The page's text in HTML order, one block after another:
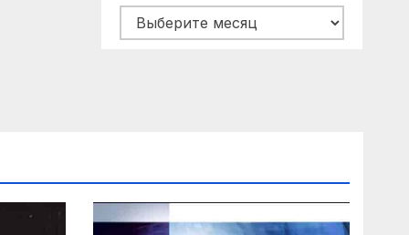
Архивы